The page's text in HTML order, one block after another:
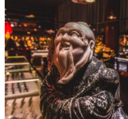
Ile d’Hainan
Macao 澳门
Taïwan 台湾
Shenzhen
Sud Ouest
Chongqing
Guangxi 广
Guizhou 贵州
Hubei
Sichuan 四川